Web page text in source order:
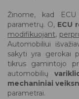
Žinome, kad
parametrų. O, ECU
modifikuojant,
Automobiliui
sakyti yra gerokai
tikrus gamintojo
automobilių
mechaniniai
parametrai.